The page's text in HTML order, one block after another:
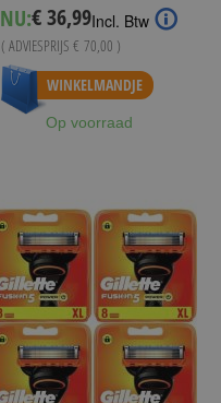
NU:Special
Price
€ 36,99Incl. Btw
( ADVIESPRIJS € 70,00 )
WINKELMANDJE
Op voorraad